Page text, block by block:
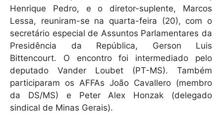
A
p
p
b
o
o
k
Henrique Pedro, e o diretor-suplente, Marcos
Lessa, reuniram-se na quarta-feira (20), com o
secretário especial de Assuntos Parlamentares da
Presidência da República, Gerson Luis
Bittencourt. O encontro foi intermediado pelo
deputado Vander Loubet (PT-MS). Também
participaram os AFFAs João Cavallero (membro
da DS/MS) e Peter Alex Honzak (delegado
sindical de Minas Gerais).